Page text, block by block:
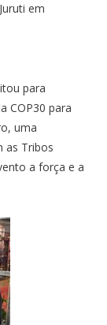
em
para
COP30 para
uma
as Tribos
a força e a